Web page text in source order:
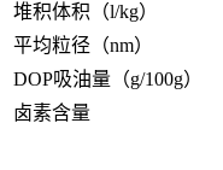
堆积体积（l/kg）
平均粒径（nm）
DOP吸油量（g/100g）
卤素含量